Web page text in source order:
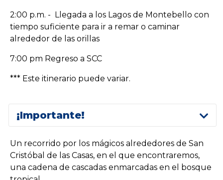
2:00 p.m. - Llegada a los Lagos de Montebello con
tiempo suficiente para ir a remar o caminar
alrededor de las orillas
7:00 pm Regreso a SCC
*** Este itinerario puede variar.
¡Importante!
Un recorrido por los mágicos alrededores de San
Cristóbal de las Casas, en el que encontraremos,
una cadena de cascadas enmarcadas en el bosque